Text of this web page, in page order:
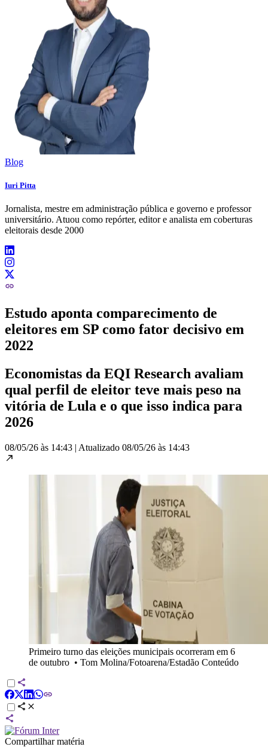
Blog
Iuri Pitta
Jornalista, mestre em administração pública e governo e professor
universitário. Atuou como repórter, editor e analista em coberturas
eleitorais desde 2000
Estudo aponta comparecimento de
eleitores em SP como fator decisivo em
2022
Economistas da EQI Research avaliam
qual perfil de eleitor teve mais peso na
vitória de Lula e o que isso indica para
2026
08/05/26 às 14:43 | Atualizado 08/05/26 às 14:43
Primeiro turno das eleições municipais ocorreram em 6
de outubro • Tom Molina/Fotoarena/Estadão Conteúdo
Compartilhar matéria